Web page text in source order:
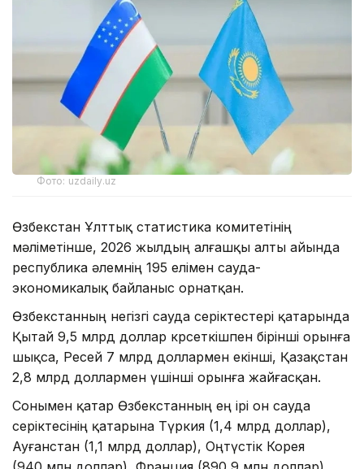
Фото: uzdaily.uz
Өзбекстан Ұлттық статистика комитетінің
мәліметінше, 2026 жылдың алғашқы алты айында
республика әлемнің 195 елімен сауда-
экономикалық байланыс орнатқан.
Өзбекстанның негізгі сауда серіктестері қатарында
Қытай 9,5 млрд доллар көрсеткішпен бірінші орынға
шықса, Ресей 7 млрд доллармен екінші, Қазақстан
2,8 млрд доллармен үшінші орынға жайғасқан.
Сонымен қатар Өзбекстанның ең ірі он сауда
серіктесінің қатарына Түркия (1,4 млрд доллар),
Ауғанстан (1,1 млрд доллар), Оңтүстік Корея